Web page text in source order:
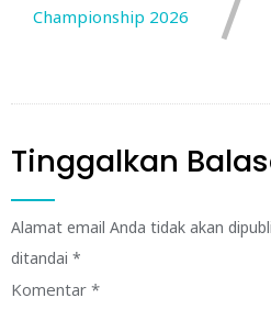
Championship 2026
Tinggalkan
Alamat email Anda tidak akan
ditandai *
Komentar *